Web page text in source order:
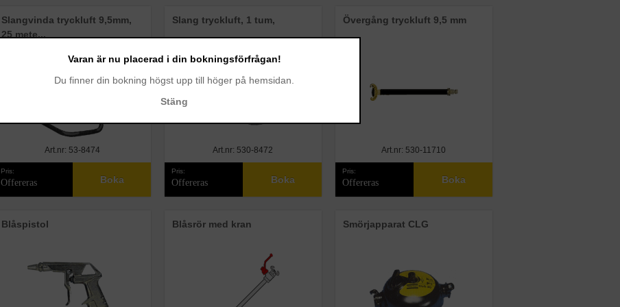
Varan är nu placerad i din bokningsförfrågan!
Du finner din bokning högst upp till höger på hemsidan.
Stäng
Slangvinda tryckluft 9,5mm,
25 mete...
Art.nr: 53-8474
Pris:
Offereras Boka
Slang tryckluft, 1 tum,
Art.nr: 530-8472
Pris:
Offereras Boka
Övergång tryckluft 9,5 mm
Art.nr: 530-11710
Pris:
Offereras Boka
Blåspistol Blåsrör med kran Smörjapparat CLG